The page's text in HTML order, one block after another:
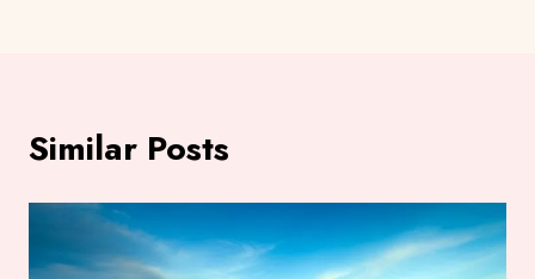
Similar Posts